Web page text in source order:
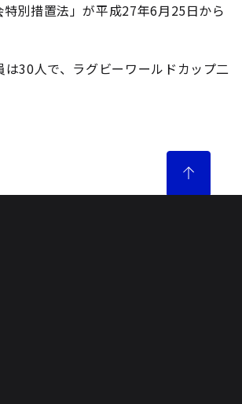
別措置法」が平成27年6月25日から
30人で、ラグビーワールドカップ二